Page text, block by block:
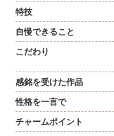
特技
自慢できること
こだわり
感銘を受けた作品
性格を一言で
チャームポイント